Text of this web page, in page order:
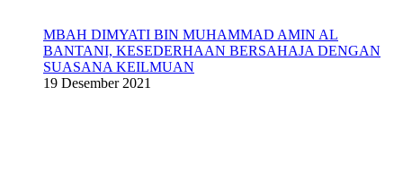
MBAH DIMYATI BIN MUHAMMAD AMIN AL
BANTANI, KESEDERHAAN BERSAHAJA DENGAN
SUASANA KEILMUAN
19 Desember 2021